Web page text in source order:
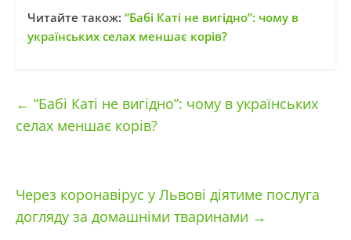
Читайте також: “Бабі Каті не вигідно”: чому в
українських селах меншає корів?
← “Бабі Каті не вигідно”: чому в українських
селах меншає корів?
Через коронавірус у Львові діятиме послуга
догляду за домашніми тваринами →